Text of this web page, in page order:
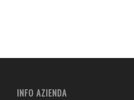
INFO AZIENDA